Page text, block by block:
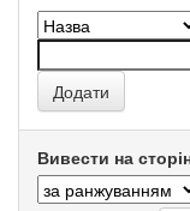
Вивести на